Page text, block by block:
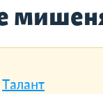
Талант